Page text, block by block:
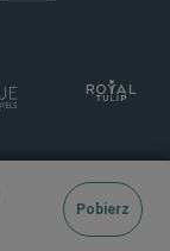
Pobierz